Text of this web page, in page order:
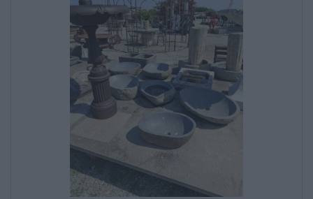
CAMERE
ARMADI
LETTI
COMÒ E COMODINI
SALE DA PRANZO E SOGGIORNO